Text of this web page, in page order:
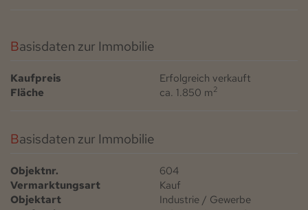
Basisdaten zur Immobilie
Kaufpreis
Erfolgreich verkauft
Fläche
ca. 1.850 m2
Basisdaten zur Immobilie
Objektnr.
604
Vermarktungsart
Kauf
Objektart
Industrie / Gewerbe